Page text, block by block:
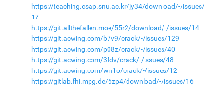
https://teaching.csap.snu.ac.kr/jy34/download/-/issues/
17
https://git.allthefallen.moe/55r2/download/-/issues/14
https://git.acwing.com/b7v9/crack/-/issues/129
https://git.acwing.com/p08z/crack/-/issues/40
https://git.acwing.com/3fdv/crack/-/issues/48
https://git.acwing.com/wn1o/crack/-/issues/12
https://gitlab.fhi.mpg.de/6zp4/download/-/issues/16